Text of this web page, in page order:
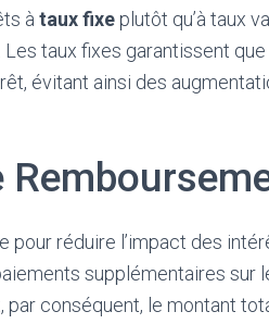
à taux fixe plutôt qu’à taux
taux fixes garantissent
évitant ainsi des
pour réduire l’impact des
supplémentaires sur
par conséquent, le montant